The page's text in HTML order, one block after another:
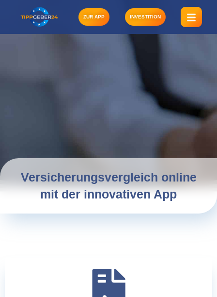
ZUR APP INVESTITION
Versicherungsvergleich online
mit der innovativen App